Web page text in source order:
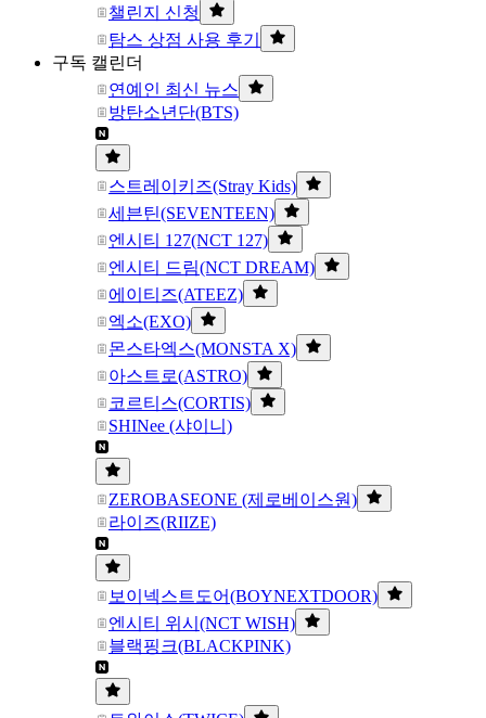
챌린지 신청
탐스 상점 사용 후기
구독 캘린더
연예인 최신 뉴스
방탄소년단(BTS)
스트레이키즈(Stray Kids)
세븐틴(SEVENTEEN)
엔시티 127(NCT 127)
엔시티 드림(NCT DREAM)
에이티즈(ATEEZ)
엑소(EXO)
몬스타엑스(MONSTA X)
아스트로(ASTRO)
코르티스(CORTIS)
SHINee (샤이니)
ZEROBASEONE (제로베이스원)
라이즈(RIIZE)
보이넥스트도어(BOYNEXTDOOR)
엔시티 위시(NCT WISH)
블랙핑크(BLACKPINK)